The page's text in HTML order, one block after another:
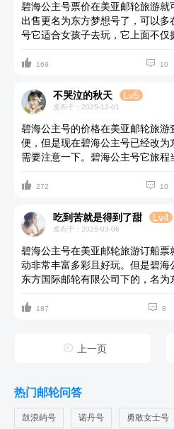
佛一座微型的跨洋航运历史展览
调布局，营造出一种穿越时空的
一系列精心挑选的油画，它们生动
幅都是对那个时代航海精神的颂歌。
碧海公主号票价在美亚邮轮旅游
出售更名为东方梦想号了，可以多
号它适合女孩子去玩，它上面不仅
项目，如美容SPA、瑜伽课程、时
务，提供高品质的餐饮体验，满足
论是追求浪漫氛围，还是享受精致
 168  10
不哭泣的秋天 Lv5
发布于：2025-12-01
碧海公主号的价格在美亚邮轮旅
便，但是现在碧海公主号已经改
需要注意一下。碧海公主号它旅程
到适合自己的乐趣。碧海公主号
晚，则可以欣赏精彩纷呈的演出，
在酒吧与来自五湖四海的朋友畅谈
且惊喜。
 272  10
吃到苦就是得到了甜 Lv4
发布于：2025-03-06
碧海公主号在美亚邮轮旅游订船
动非常丰富多彩且好玩。但是碧海
东方国际邮轮有限公司下的，名为
有各式各样的店铺，可以随意逛
又少了城市的喧嚣与繁忙。碧海公
有一番风味。甲板上星光璀璨，各
不暇。碧海公主号上无论是观赏精
游戏，还是简单地与朋友们围坐一
 187  8
 上一页
热门邮轮问答
鼓浪屿号 诺丹号 勇敢女士号